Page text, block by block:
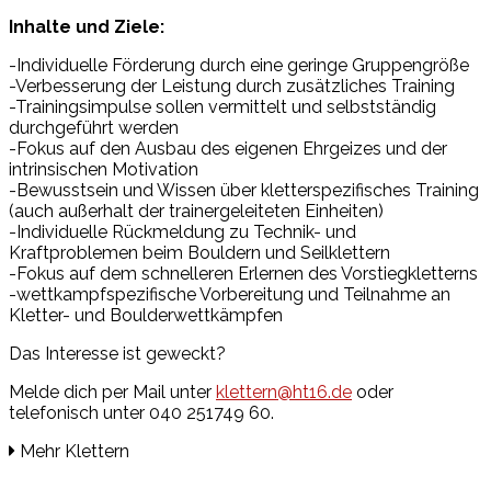
Inhalte und Ziele:
-Individuelle Förderung durch eine geringe Gruppengröße
-Verbesserung der Leistung durch zusätzliches Training
-Trainingsimpulse sollen vermittelt und selbstständig
durchgeführt werden
-Fokus auf den Ausbau des eigenen Ehrgeizes und der
intrinsischen Motivation
-Bewusstsein und Wissen über kletterspezifisches Training
(auch außerhalt der trainergeleiteten Einheiten)
-Individuelle Rückmeldung zu Technik- und
Kraftproblemen beim Bouldern und Seilklettern
-Fokus auf dem schnelleren Erlernen des Vorstiegkletterns
-wettkampfspezifische Vorbereitung und Teilnahme an
Kletter- und Boulderwettkämpfen
Das Interesse ist geweckt?
Melde dich per Mail unter klettern@ht16.de oder
telefonisch unter 040 251749 60.
Mehr Klettern